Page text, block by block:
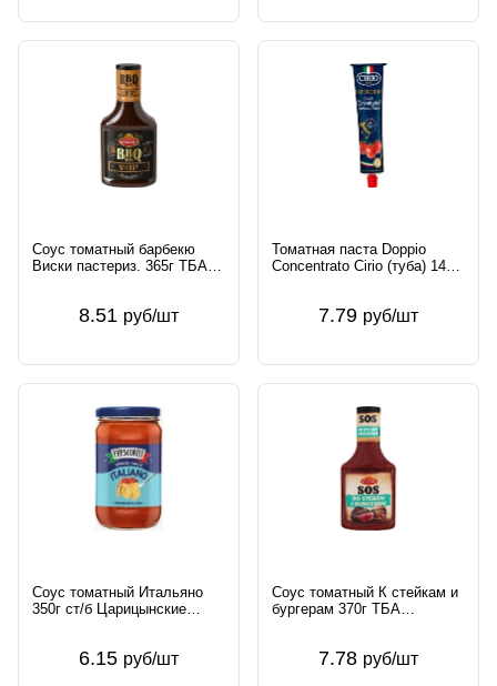
Соус томатный барбекю
Виски пастериз. 365г ТБА
8.51 руб/шт
Томатная паста Doppio
Concentrato Cirio (туба) 140г
7.79 руб/шт
Соус томатный Итальяно
350г ст/б Царицынские
6.15 руб/шт
Соус томатный К стейкам и
бургерам 370г ТБА
7.78 руб/шт